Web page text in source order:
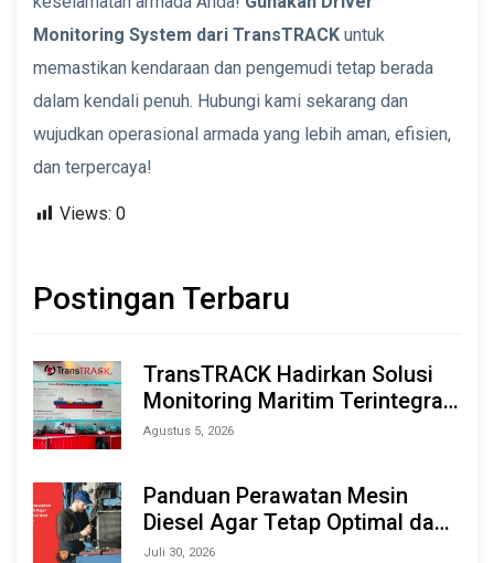
Monitoring System dari TransTRACK untuk
memastikan kendaraan dan pengemudi tetap berada
dalam kendali penuh. Hubungi kami sekarang dan
wujudkan operasional armada yang lebih aman, efisien,
dan terpercaya!
Views: 0
Postingan Terbaru
TransTRACK Hadirkan Solusi
Monitoring Maritim Terintegrasi
Berbasis AI & IoT di Indonesia
Agustus 5, 2026
Panduan Perawatan Mesin
Diesel Agar Tetap Optimal dan
Tahan Lama
Juli 30, 2026